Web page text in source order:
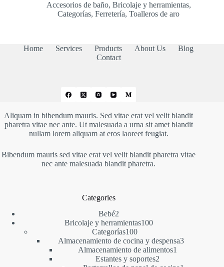
Accesorios de baño, Bricolaje y herramientas,
Categorías,Ferretería,Toalleros de aro
Home Services Products About Us
Blog
Contact
Aliquam in bibendum mauris. Sed vitae erat vel velit blandit
pharetra vitae nec ante. Ut malesuada a urna sit amet blandit
nullam lorem aliquam at eros laoreet feugiat.
Bibendum mauris sed vitae erat vel velit blandit pharetra vitae
nec ante malesuada blandit pharetra.
Categories
Bebé22
productos
Bricolaje y herramientas100100
Categorías100100
productos
Almacenamiento de cocina y despensa33
Almacenamiento de alimentos1
Estantes y soportes22